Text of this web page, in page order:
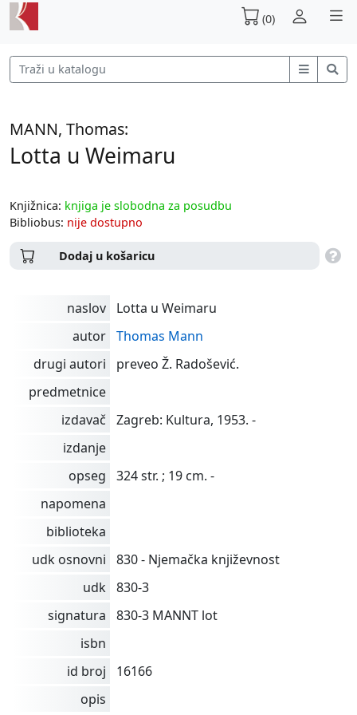
(0)
MANN, Thomas:
Lotta u Weimaru
Knjižnica: knjiga je slobodna za posudbu
Bibliobus: nije dostupno
Dodaj u košaricu
naslov
Lotta u Weimaru
autor Thomas Mann
drugi autori
preveo Ž. Radošević.
predmetnice
izdavač
Zagreb: Kultura, 1953. -
izdanje
opseg
324 str. ; 19 cm. -
napomena
biblioteka
udk osnovni
830 - Njemačka književnost
udk 830-3
signatura
830-3 MANNT lot
isbn
id broj
16166
opis